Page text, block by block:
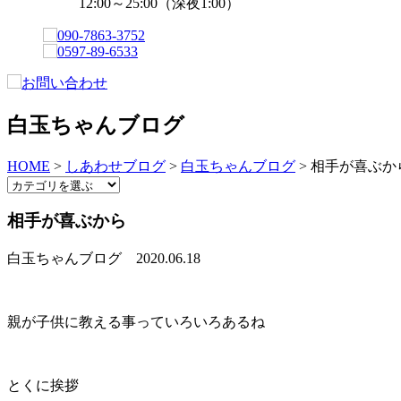
白玉ちゃんブログ
HOME > しあわせブログ > 白玉ちゃんブログ > 相手が喜ぶか
相手が喜ぶから
白玉ちゃんブログ 2020.06.18
親が子供に教える事っていろいろあるね
とくに挨拶